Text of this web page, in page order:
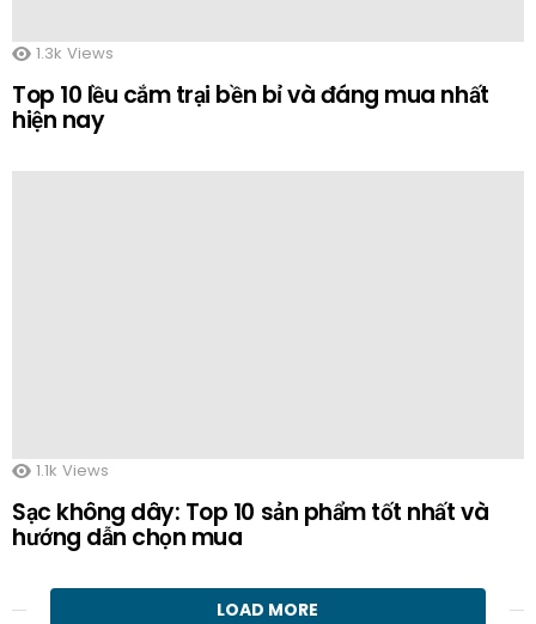
1.3k Views
Top 10 lều cắm trại bền bỉ và đáng mua nhất
hiện nay
1.1k Views
Sạc không dây: Top 10 sản phẩm tốt nhất và
hướng dẫn chọn mua
LOAD MORE